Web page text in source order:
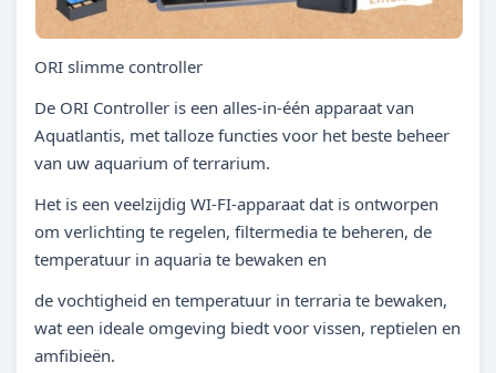
ORI slimme controller
De ORI Controller is een alles-in-één apparaat van
Aquatlantis, met talloze functies voor het beste beheer
van uw aquarium of terrarium.
Het is een veelzijdig WI-FI-apparaat dat is ontworpen
om verlichting te regelen, filtermedia te beheren, de
temperatuur in aquaria te bewaken en
de vochtigheid en temperatuur in terraria te bewaken,
wat een ideale omgeving biedt voor vissen, reptielen en
amfibieën.